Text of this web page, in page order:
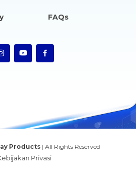
FAQs
Products| All Rights Reserved
Privasi